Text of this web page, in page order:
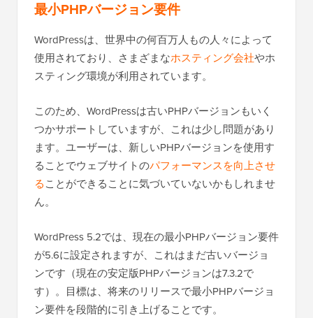
最小PHPバージョン要件
WordPressは、世界中の何百万人もの人々によって
使用されており、さまざまなホスティング会社やホ
スティング環境が利用されています。
このため、WordPressは古いPHPバージョンもいく
つかサポートしていますが、これは少し問題があり
ます。ユーザーは、新しいPHPバージョンを使用す
ることでウェブサイトのパフォーマンスを向上させ
ることができることに気づいていないかもしれませ
ん。
WordPress 5.2では、現在の最小PHPバージョン要件
が5.6に設定されますが、これはまだ古いバージョ
ンです（現在の安定版PHPバージョンは7.3.2で
す）。目標は、将来のリリースで最小PHPバージョ
ン要件を段階的に引き上げることです。